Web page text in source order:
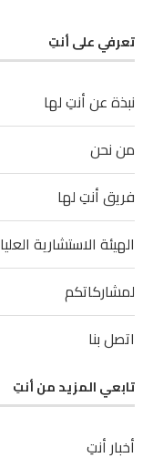
تعرفي على أنتِ
نبذة عن أنتِ لها
من نحن
فريق أنتِ لها
الهيئة الاستشارية العليا
لمشاركاتكم
اتصل بنا
تابعي المزيد من أنتِ
أخبار أنتِ